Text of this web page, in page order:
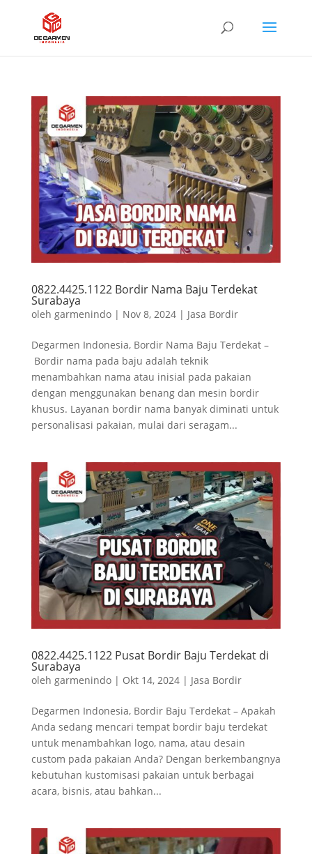
0822.4425.1122 Bordir Nama Baju Terdekat
Surabaya
oleh garmenindo| Nov 8, 2024| Jasa Bordir
Degarmen Indonesia, Bordir Nama Baju Terdekat –
Bordir nama pada baju adalah teknik
menambahkan nama atau inisial pada pakaian
dengan menggunakan benang dan mesin bordir
khusus. Layanan bordir nama banyak diminati untuk
personalisasi pakaian, mulai dari seragam...
0822.4425.1122 Pusat Bordir Baju Terdekat di
Surabaya
oleh garmenindo| Okt 14, 2024| Jasa Bordir
Degarmen Indonesia, Bordir Baju Terdekat – Apakah
Anda sedang mencari tempat bordir baju terdekat
untuk menambahkan logo, nama, atau desain
custom pada pakaian Anda? Dengan berkembangnya
kebutuhan kustomisasi pakaian untuk berbagai
acara, bisnis, atau bahkan...